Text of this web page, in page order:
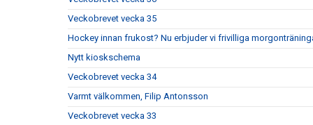
Veckobrevet vecka 35
Hockey innan frukost? Nu erbjuder vi frivilliga
Nytt kioskschema
Veckobrevet vecka 34
Varmt välkommen, Filip Antonsson
Veckobrevet vecka 33